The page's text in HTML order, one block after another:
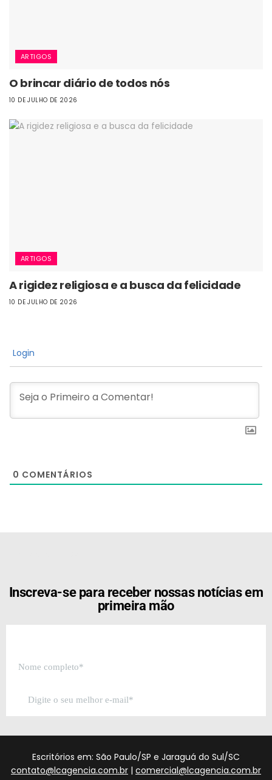
ARTIGOS
O brincar diário de todos nós
10 DE JULHO DE 2026
ARTIGOS
A rigidez religiosa e a busca da felicidade
10 DE JULHO DE 2026
Login
0 COMENTÁRIOS
Inscreva-se para receber nossas notícias em
primeira mão
Escritórios em: São Paulo/SP e Jaraguá do Sul/SC
contato@lcagencia.com.br | comercial@lcagencia.com.br